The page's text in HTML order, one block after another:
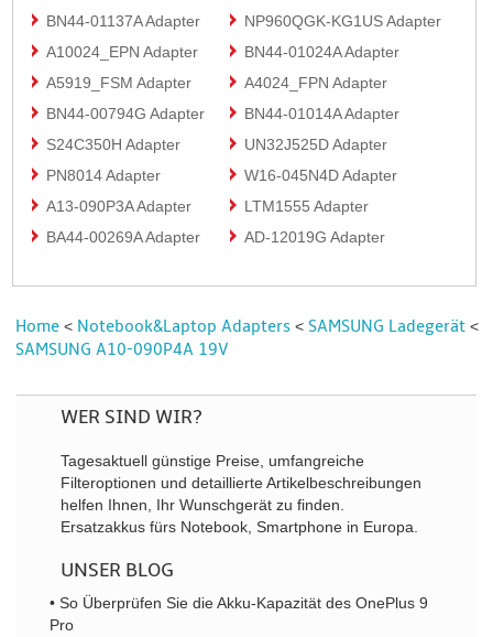
BN44-01137A Adapter
NP960QGK-KG1US Adapter
A10024_EPN Adapter
BN44-01024A Adapter
A5919_FSM Adapter
A4024_FPN Adapter
BN44-00794G Adapter
BN44-01014A Adapter
S24C350H Adapter
UN32J525D Adapter
PN8014 Adapter
W16-045N4D Adapter
A13-090P3A Adapter
LTM1555 Adapter
BA44-00269A Adapter
AD-12019G Adapter
Home < Notebook&Laptop Adapters < SAMSUNG Ladegerät <
SAMSUNG A10-090P4A 19V
WER SIND WIR?
Tagesaktuell günstige Preise, umfangreiche
Filteroptionen und detaillierte Artikelbeschreibungen
helfen Ihnen, Ihr Wunschgerät zu finden.
Ersatzakkus fürs Notebook, Smartphone in Europa.
UNSER BLOG
• So Überprüfen Sie die Akku-Kapazität des OnePlus 9
Pro